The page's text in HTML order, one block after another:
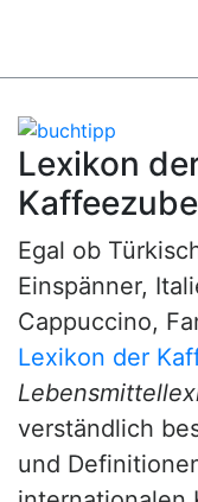
Lexikon
Egal ob
Einspänner,
Cappuccino,
Lexikon der
verständlich
und